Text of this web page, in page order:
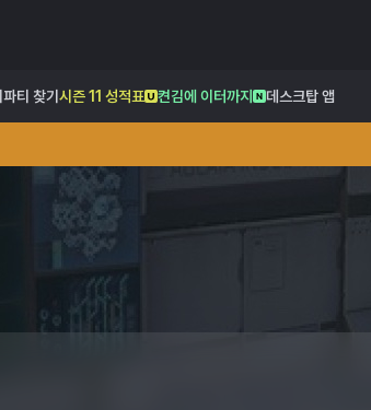
파티 찾기 시즌 11 성적표 켠김에 이터까지 데스크탑 앱